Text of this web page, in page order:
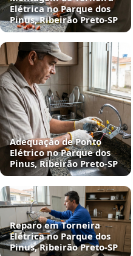
Elétrica no Parque dos
Pinus, Ribeirão Preto‑SP
Adequação de Ponto
Elétrico no Parque dos
Pinus, Ribeirão Preto‑SP
Reparo em Torneira
Elétrica no Parque dos
Pinus, Ribeirão Preto‑SP